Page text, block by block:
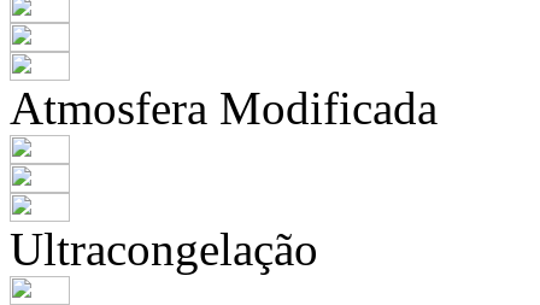
Atmosfera Modificada
Ultracongelação